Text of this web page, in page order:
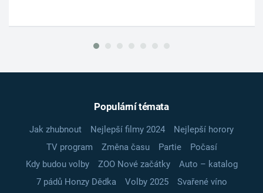
Populární témata
Jak zhubnout Nejlepší filmy 2024
Nejlepší horory
TV program
Změna času Partie
Počasí
Kdy budou volby
ZOO Nové začátky
Auto – katalog
7 pádů Honzy Dědka
Volby 2025
Svařené víno